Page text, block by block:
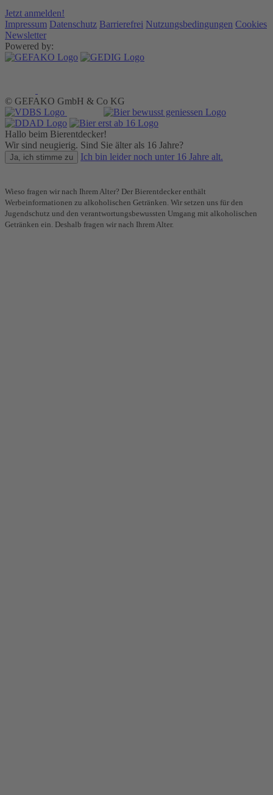
Jetzt anmelden!
Impressum Datenschutz Barrierefrei Nutzungsbedingungen Cookies
Newsletter
Powered by:
© GEFAKO GmbH & Co KG
Hallo beim Bierentdecker!
Wir sind neugierig. Sind Sie älter als 16 Jahre?
Ja, ich stimme zu Ich bin leider noch unter 16 Jahre alt.
Wieso fragen wir nach Ihrem Alter? Der Bierentdecker enthält
Werbeinformationen zu alkoholischen Getränken. Wir setzen uns für den
Jugendschutz und den verantwortungsbewussten Umgang mit alkoholischen
Getränken ein. Deshalb fragen wir nach Ihrem Alter.